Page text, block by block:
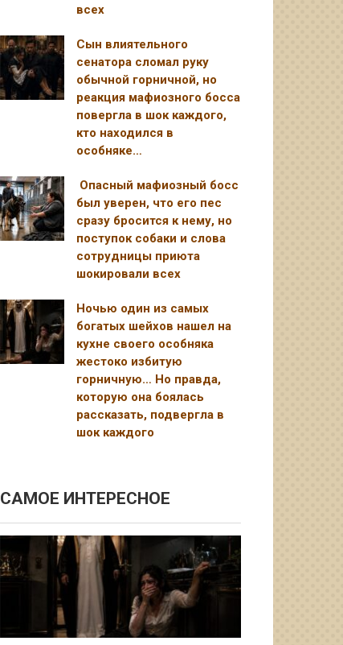
всех
Сын влиятельного
сенатора сломал руку
обычной горничной, но
реакция мафиозного босса
повергла в шок каждого,
кто находился в
особняке…
Опасный мафиозный босс
был уверен, что его пес
сразу бросится к нему, но
поступок собаки и слова
сотрудницы приюта
шокировали всех
Ночью один из самых
богатых шейхов нашел на
кухне своего особняка
жестоко избитую
горничную… Но правда,
которую она боялась
рассказать, подвергла в
шок каждого
САМОЕ ИНТЕРЕСНОЕ